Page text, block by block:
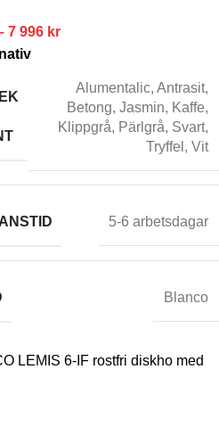
7 996 kr
Alumentalic, Antrasit,
Betong, Jasmin, Kaffe,
Klippgrå, Pärlgrå, Svart,
Tryffel , Vit
5-6 arbetsdagar
Blanco